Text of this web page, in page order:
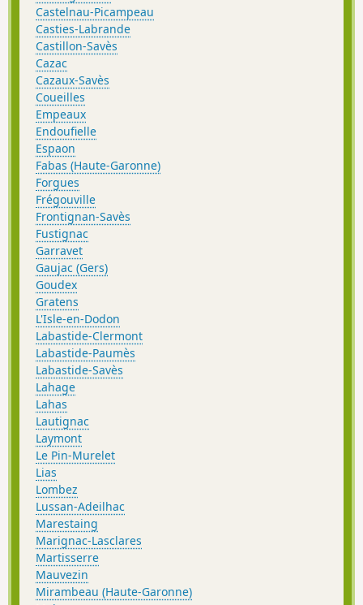
Castelnau-Picampeau
Casties-Labrande
Castillon-Savès
Cazac
Cazaux-Savès
Coueilles
Empeaux
Endoufielle
Espaon
Fabas (Haute-Garonne)
Forgues
Frégouville
Frontignan-Savès
Fustignac
Garravet
Gaujac (Gers)
Goudex
Gratens
L'Isle-en-Dodon
Labastide-Clermont
Labastide-Paumès
Labastide-Savès
Lahage
Lahas
Lautignac
Laymont
Le Pin-Murelet
Lias
Lombez
Lussan-Adeilhac
Marestaing
Marignac-Lasclares
Martisserre
Mauvezin
Mirambeau (Haute-Garonne)